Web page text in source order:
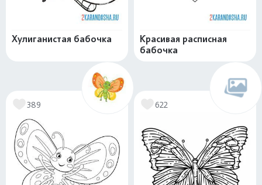
Хулиганистая бабочка
Красивая расписная
бабочка
389 622